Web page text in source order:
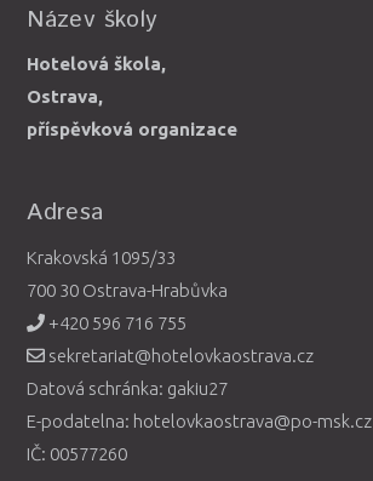
Název školy
Hotelová škola,
Ostrava,
příspěvková organizace
Adresa
Krakovská 1095/33
700 30 Ostrava-Hrabůvka
+420 596 716 755
sekretariat@hotelovkaostrava.cz
Datová schránka: gakiu27
E-podatelna: hotelovkaostrava@po-msk.cz
IČ: 00577260